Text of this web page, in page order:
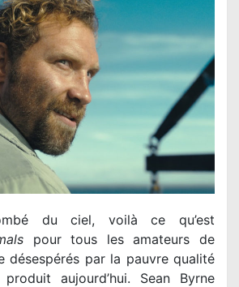
du ciel, voilà ce qu’est
pour tous les amateurs de
désespérés par la pauvre qualité
aujourd’hui. Sean Byrne